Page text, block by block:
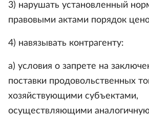
3) нарушать установленный
правовыми актами порядок
4) навязывать контрагенту:
а) условия о запрете на
поставки продовольственных
хозяйствующими субъектами,
осуществляющими аналогичную